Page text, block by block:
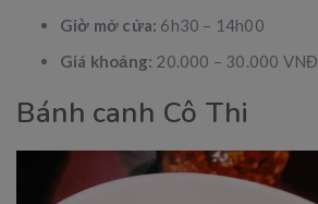
Giờ mở cửa: 6h30 – 14h00
Giá khoảng: 20.000 – 30.000 VNĐ
Bánh canh Cô Thi